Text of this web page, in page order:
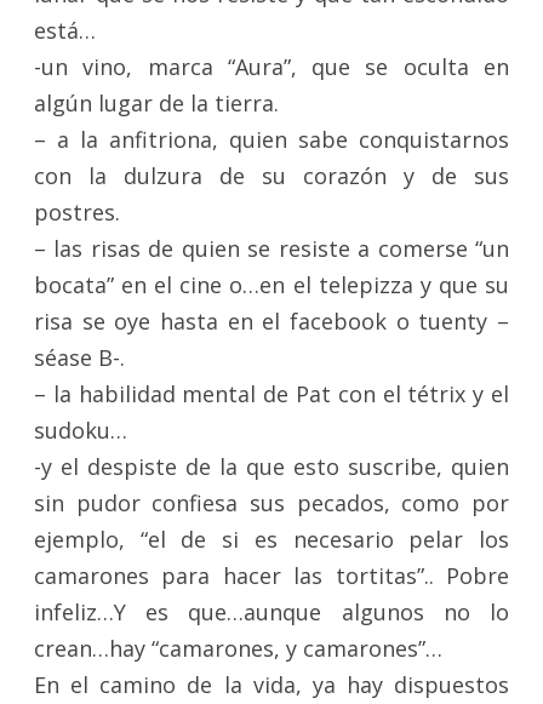
está…
-un vino, marca “Aura”, que se oculta en
algún lugar de la tierra.
– a la anfitriona, quien sabe conquistarnos
con la dulzura de su corazón y de sus
postres.
– las risas de quien se resiste a comerse “un
bocata” en el cine o…en el telepizza y que su
risa se oye hasta en el facebook o tuenty –
séase B-.
– la habilidad mental de Pat con el tétrix y el
sudoku…
-y el despiste de la que esto suscribe, quien
sin pudor confiesa sus pecados, como por
ejemplo, “el de si es necesario pelar los
camarones para hacer las tortitas”.. Pobre
infeliz…Y es que…aunque algunos no lo
crean…hay “camarones, y camarones”…
En el camino de la vida, ya hay dispuestos